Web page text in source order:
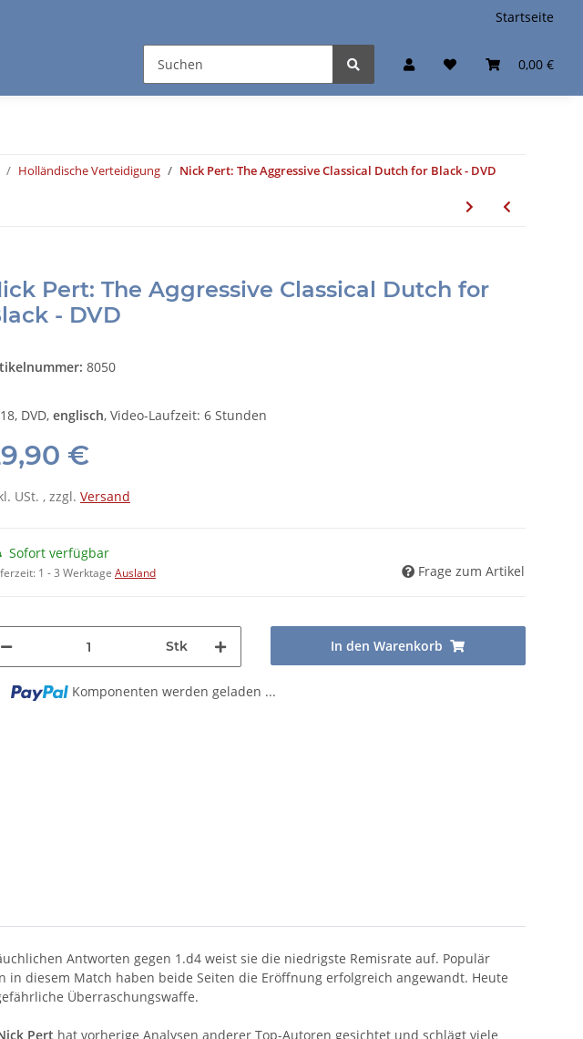
Startseite
0,00 €
Holländische Verteidigung Nick Pert: The Aggressive Classical Dutch for Black - DVD
Pert: The Aggressive Classical Dutch for
- DVD
8050
DVD, englisch, Video-Laufzeit: 6 Stunden
€
USt. , zzgl. Versand
Sofort verfügbar
1 - 3 Werktage Ausland Frage zum Artikel
Stk In den Warenkorb
Komponenten werden geladen ...
Antworten gegen 1.d4 weist sie die niedrigste Remisrate auf. Populär
diesem Match haben beide Seiten die Eröffnung erfolgreich angewandt. Heute
Überraschungswaffe.
Pert hat vorherige Analysen anderer Top-Autoren gesichtet und schlägt viele